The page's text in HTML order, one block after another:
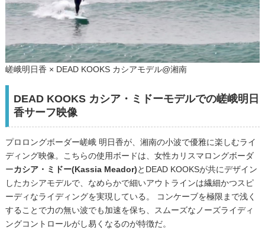
嵯峨明日香 × DEAD KOOKS カシアモデル@湘南
DEAD KOOKS カシア・ミドーモデルでの嵯峨明日
香サーフ映像
プロロングボーダー嵯峨 明日香が、湘南の小波で優雅に楽しむライ
ディング映像。こちらの使用ボードは、女性カリスマロングボーダ
ーカシア・ミドー(Kassia Meador)とDEAD KOOKSが共にデザイン
したカシアモデルで、なめらかで細いアウトラインは繊細かつスピ
ーディなライディングを実現している。 コンケーブを極限まで浅く
することで力の無い波でも加速を保ち、スムーズなノーズライディ
ングコントロールがし易くなるのが特徴だ。